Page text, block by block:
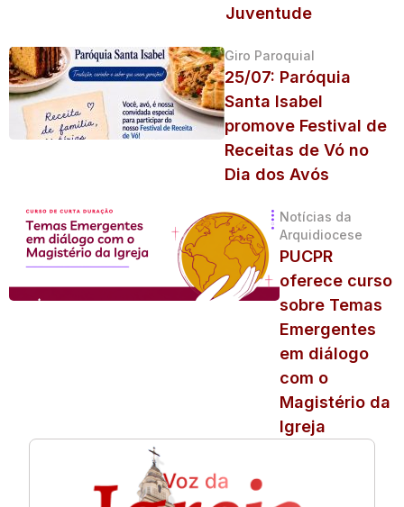
Juventude
Giro Paroquial
25/07: Paróquia
Santa Isabel
promove Festival de
Receitas de Vó no
Dia dos Avós
Notícias da
Arquidiocese
PUCPR
oferece curso
sobre Temas
Emergentes
em diálogo
com o
Magistério da
Igreja